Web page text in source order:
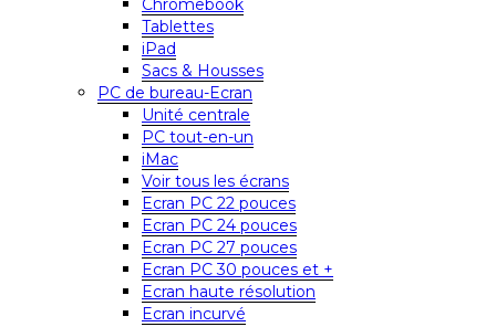
Chromebook
Tablettes
iPad
Sacs & Housses
PC de bureau-Ecran
Unité centrale
PC tout-en-un
iMac
Voir tous les écrans
Ecran PC 22 pouces
Ecran PC 24 pouces
Ecran PC 27 pouces
Ecran PC 30 pouces et +
Ecran haute résolution
Ecran incurvé